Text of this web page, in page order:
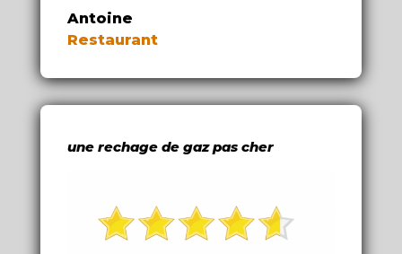
Antoine
Restaurant
une rechage de gaz pas cher